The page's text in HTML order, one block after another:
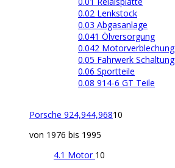
0.02 Lenkstock
0.03 Abgasanlage
0.041 Ölversorgung
0.042 Motorverblechung
0.05 Fahrwerk Schaltung
0.06 Sportteile
0.08 914-6 GT Teile
Porsche 924,944,96810
von 1976 bis 1995
4.1 Motor 10